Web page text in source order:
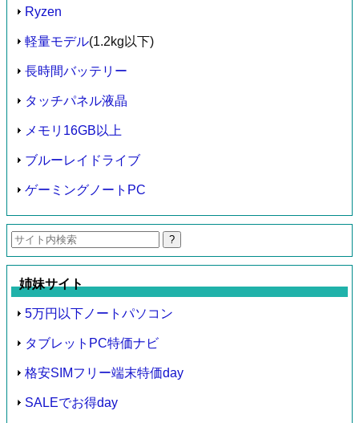
Ryzen
軽量モデル(1.2kg以下)
長時間バッテリー
タッチパネル液晶
メモリ16GB以上
ブルーレイドライブ
ゲーミングノートPC
検
索:
姉妹サイト
5万円以下ノートパソコン
タブレットPC特価ナビ
格安SIMフリー端末特価day
SALEでお得day